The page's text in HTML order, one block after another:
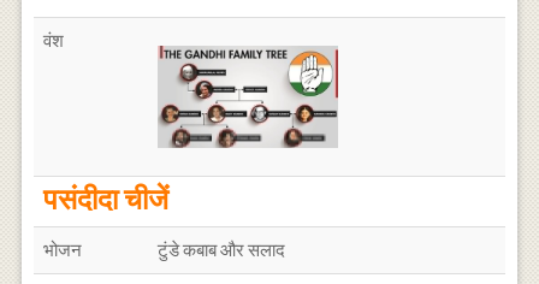
वंश
पसंदीदा चीजें
भोजन टुंडे कबाब और सलाद